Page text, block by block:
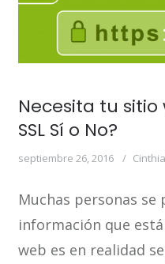
Necesita tu
SSL Sí o No?
septiembre 26, 2016
Muchas personas se
información que
web es en realidad